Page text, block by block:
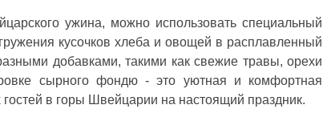
ужина, можно использовать специальный
кусочков хлеба и овощей в расплавленный
добавками, такими как свежие травы, орехи
сырного фондю - это уютная и комфортная
в горы Швейцарии на настоящий праздник.